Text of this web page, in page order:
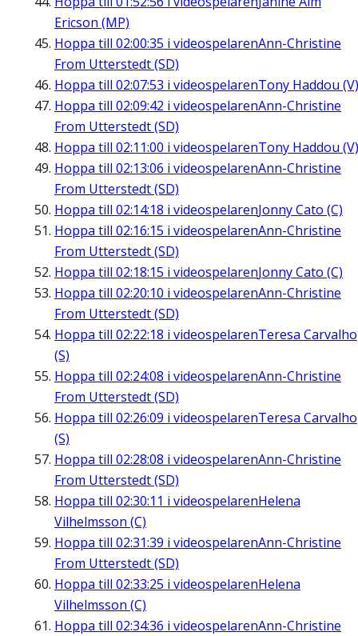
Ericson (MP)
Hoppa till 02:00:35 i videospelarenAnn-Christine
From Utterstedt (SD)
Hoppa till 02:07:53 i videospelarenTony Haddou (V)
Hoppa till 02:09:42 i videospelarenAnn-Christine
From Utterstedt (SD)
Hoppa till 02:11:00 i videospelarenTony Haddou (V)
Hoppa till 02:13:06 i videospelarenAnn-Christine
From Utterstedt (SD)
Hoppa till 02:14:18 i videospelarenJonny Cato (C)
Hoppa till 02:16:15 i videospelarenAnn-Christine
From Utterstedt (SD)
Hoppa till 02:18:15 i videospelarenJonny Cato (C)
Hoppa till 02:20:10 i videospelarenAnn-Christine
From Utterstedt (SD)
Hoppa till 02:22:18 i videospelarenTeresa Carvalho
(S)
Hoppa till 02:24:08 i videospelarenAnn-Christine
From Utterstedt (SD)
Hoppa till 02:26:09 i videospelarenTeresa Carvalho
(S)
Hoppa till 02:28:08 i videospelarenAnn-Christine
From Utterstedt (SD)
Hoppa till 02:30:11 i videospelarenHelena
Vilhelmsson (C)
Hoppa till 02:31:39 i videospelarenAnn-Christine
From Utterstedt (SD)
Hoppa till 02:33:25 i videospelarenHelena
Vilhelmsson (C)
Hoppa till 02:34:36 i videospelarenAnn-Christine